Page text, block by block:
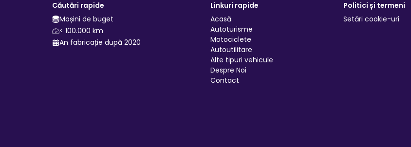
Căutări rapide
Mașini de buget
< 100.000 km
An fabricație după 2020
Linkuri rapide
Acasă
Autoturisme
Motociclete
Autoutilitare
Alte tipuri vehicule
Despre Noi
Contact
Politici și termeni
Setări cookie-uri